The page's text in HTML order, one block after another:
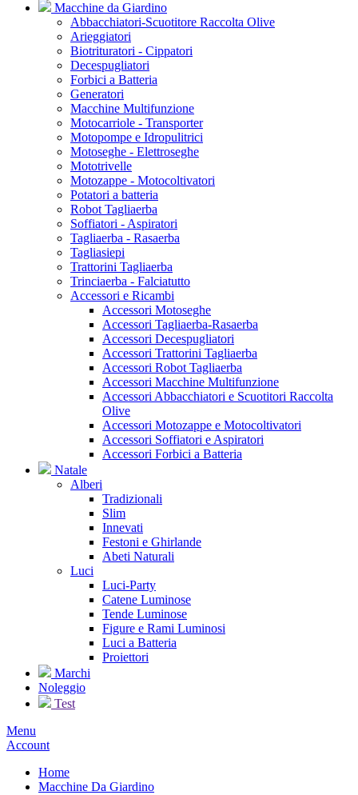
Macchine da Giardino
Abbacchiatori-Scuotitore Raccolta Olive
Arieggiatori
Biotrituratori - Cippatori
Decespugliatori
Forbici a Batteria
Generatori
Macchine Multifunzione
Motocarriole - Transporter
Motopompe e Idropulitrici
Motoseghe - Elettroseghe
Mototrivelle
Motozappe - Motocoltivatori
Potatori a batteria
Robot Tagliaerba
Soffiatori - Aspiratori
Tagliaerba - Rasaerba
Tagliasiepi
Trattorini Tagliaerba
Trinciaerba - Falciatutto
Accessori e Ricambi
Accessori Motoseghe
Accessori Tagliaerba-Rasaerba
Accessori Decespugliatori
Accessori Trattorini Tagliaerba
Accessori Robot Tagliaerba
Accessori Macchine Multifunzione
Accessori Abbacchiatori e Scuotitori Raccolta
Olive
Accessori Motozappe e Motocoltivatori
Accessori Soffiatori e Aspiratori
Accessori Forbici a Batteria
Natale
Alberi
Tradizionali
Slim
Innevati
Festoni e Ghirlande
Abeti Naturali
Luci
Luci-Party
Catene Luminose
Tende Luminose
Figure e Rami Luminosi
Luci a Batteria
Proiettori
Marchi
Noleggio
Test
Menu
Account
Home
Macchine Da Giardino